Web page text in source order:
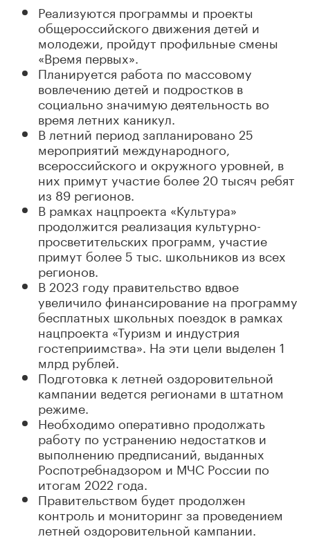
Реализуются программы и проекты
общероссийского движения детей и
молодежи, пройдут профильные смены
«Время первых».
Планируется работа по массовому
вовлечению детей и подростков в
социально значимую деятельность во
время летних каникул.
В летний период запланировано 25
мероприятий международного,
всероссийского и окружного уровней, в
них примут участие более 20 тысяч ребят
из 89 регионов.
В рамках нацпроекта «Культура»
продолжится реализация культурно-
просветительских программ, участие
примут более 5 тыс. школьников из всех
регионов.
В 2023 году правительство вдвое
увеличило финансирование на программу
бесплатных школьных поездок в рамках
нацпроекта «Туризм и индустрия
гостеприимства». На эти цели выделен 1
млрд рублей.
Подготовка к летней оздоровительной
кампании ведется регионами в штатном
режиме.
Необходимо оперативно продолжать
работу по устранению недостатков и
выполнению предписаний, выданных
Роспотребнадзором и МЧС России по
итогам 2022 года.
Правительством будет продолжен
контроль и мониторинг за проведением
летней оздоровительной кампании.